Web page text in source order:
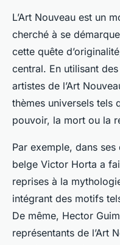
L’Art Nouveau est un
cherché à se
cette quête
central. En utilisant
artistes de l’Art
thèmes universels tels
pouvoir, la mort ou la
Par exemple, dans
belge Victor Horta a
reprises à la
intégrant des motifs
De même, Hector
représentants de l’Art